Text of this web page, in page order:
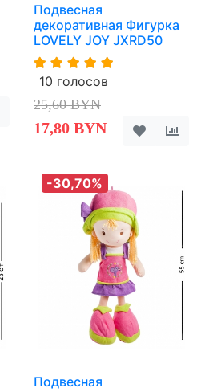
Подвесная
декоративная Фигурка
LOVELY JOY JXRD50
10 голосов
25,60 BYN
17,80 BYN
-30,70%
Подвесная